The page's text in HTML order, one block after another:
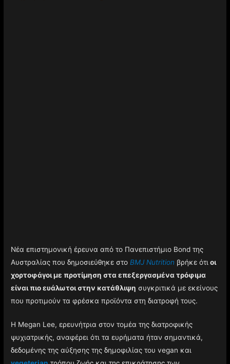
Νέα επιστημονική έρευνα από το Πανεπιστήμιο Bond της
Αυστραλίας που δημοσιεύθηκε στο BMJ Nutrition βρήκε ότι οι
χορτοφάγοι με προτίμηση στα επεξεργασμένα τρόφιμα
είναι πιο ευάλωτοι στην κατάθλιψη συγκριτικά με εκείνους
που προτιμούν τα φρέσκα προϊόντα στη διατροφή τους.
Η Megan Lee, ερευνήτρια στον τομέα της διατροφικής
ψυχιατρικής, αναφέρει ότι τα ευρήματα ήταν σημαντικά,
δεδομένης της αύξησης της δημοφιλίας του vegan και